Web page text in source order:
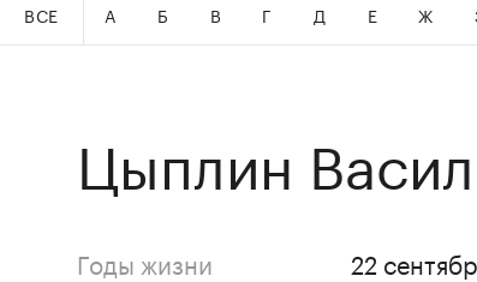
ВСЕ А Б В Г Д Е Ж
Цыплин
Годы жизни
22